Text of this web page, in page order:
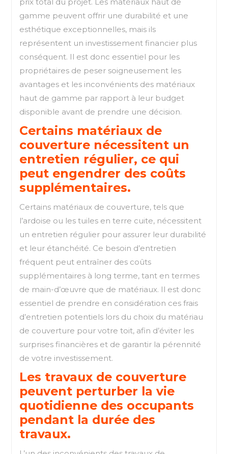
gamme peuvent offrir une durabilité et une
esthétique exceptionnelles, mais ils
représentent un investissement financier plus
conséquent. Il est donc essentiel pour les
propriétaires de peser soigneusement les
avantages et les inconvénients des matériaux
haut de gamme par rapport à leur budget
disponible avant de prendre une décision.
Certains matériaux de
couverture nécessitent un
entretien régulier, ce qui
peut engendrer des coûts
supplémentaires.
Certains matériaux de couverture, tels que
l’ardoise ou les tuiles en terre cuite, nécessitent
un entretien régulier pour assurer leur durabilité
et leur étanchéité. Ce besoin d’entretien
fréquent peut entraîner des coûts
supplémentaires à long terme, tant en termes
de main-d’œuvre que de matériaux. Il est donc
essentiel de prendre en considération ces frais
d’entretien potentiels lors du choix du matériau
de couverture pour votre toit, afin d’éviter les
surprises financières et de garantir la pérennité
de votre investissement.
Les travaux de couverture
peuvent perturber la vie
quotidienne des occupants
pendant la durée des
travaux.